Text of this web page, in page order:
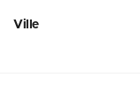
Ville